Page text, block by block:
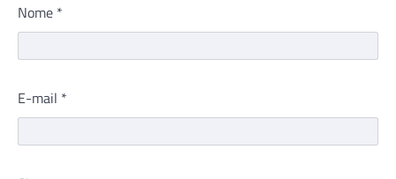
Nome *
E-mail *